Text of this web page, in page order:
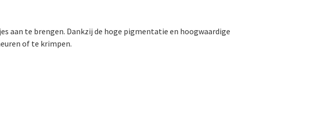
aan te brengen. Dankzij de hoge pigmentatie en hoogwaardige
of te krimpen.